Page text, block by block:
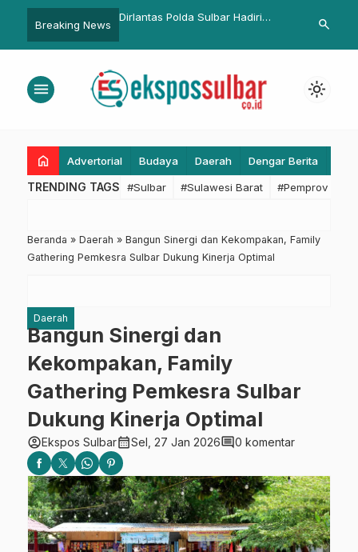
Breaking News
Jakarta, Tegaskan
Astacita
Masyarakat
Dinkes Sulbar Gelar Rakortek
Sinergitas Provinsi dan
Polresta
Akibat
search
menu light_mode
home Advertorial Budaya Daerah Dengar Berita
TRENDING TAGS #Sulbar #Sulawesi Barat #Pemprov
Beranda » Daerah » Bangun Sinergi dan Kekompakan, Family
Gathering Pemkesra Sulbar Dukung Kinerja Optimal
Daerah
Bangun Sinergi dan
Kekompakan, Family
Gathering Pemkesra Sulbar
Dukung Kinerja Optimal
account_circleEkspos Sulbarcalendar_monthSel, 27 Jan 2026comment0 komentar